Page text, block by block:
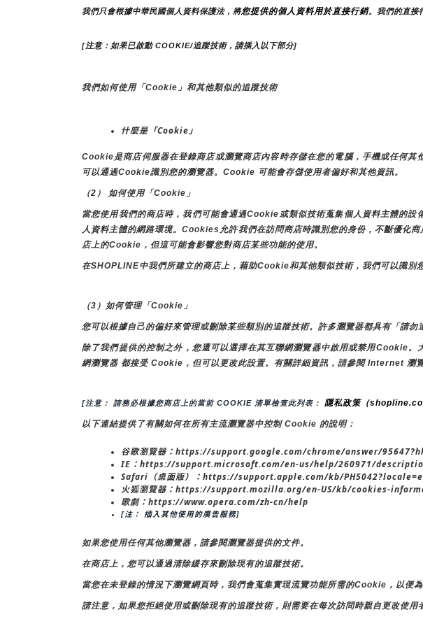
我們只會根據中華民國個人資料保護法，將您提供的個人資料用於直接行銷。我們的直接
[注意：如果已啟動 COOKIE/追蹤技術，請插入以下部分]
我們如何使用「Cookie」和其他類似的追蹤技術
什麼是「Cookie」
Cookie是商店伺服器在登錄商店或瀏覽商店內容時存儲在您的電腦，手機或任何
可以通過Cookie識別您的瀏覽器。Cookie 可能會存儲使用者偏好和其他資訊。
（2） 如何使用「Cookie」
當您使用我們的商店時，我們可能會通過Cookie或類似技術蒐集個人資料主體的
人資料主體的網路環境。Cookies允許我們在訪問商店時識別您的身份，不斷優化
店上的Cookie，但這可能會影響您對商店某些功能的使用。
在SHOPLINE中我們所建立的商店上，藉助Cookie和其他類似技術，我們可以識別
（3）如何管理「Cookie」
您可以根據自己的偏好來管理或刪除某些類別的追蹤技術。許多瀏覽器都具有「請勿
除了我們提供的控制之外，您還可以選擇在其互聯網瀏覽器中啟用或禁用Cookie
網瀏覽器 都接受 Cookie，但可以更改此設置。有關詳細資訊，請參閱 Internet 瀏
[注意： 請務必根據您商店上的當前 COOKIE 清單檢查此列表： 隱私政策（
以下連結提供了有關如何在所有主流瀏覽器中控制 Cookie 的說明：
谷歌瀏覽器：https://support.google.com/chrome/answer/
IE：https://support.microsoft.com/en-us/help/260971/
Safari（桌面版）：https://support.apple.com/kb/
火狐瀏覽器：https://support.mozilla.org/en-US/kb/cookies-
歌劇：https://www.opera.com/zh-cn/help
[注： 插入其他使用的廣告服務]
如果您使用任何其他瀏覽器，請參閱瀏覽器提供的文件。
在商店上，您可以通過清除緩存來刪除現有的追蹤技術。
當您在未登錄的情況下瀏覽網頁時，我們會蒐集實現流覽功能所需的Cookie，以便為
請注意，如果您拒絕使用或刪除現有的追蹤技術，則需要在每次訪問時親自更改使